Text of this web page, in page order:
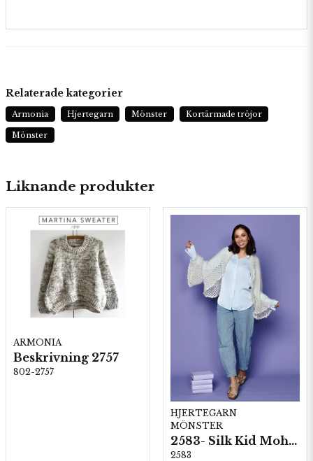
Liknande produkter
ARMONIA
Beskrivning 2757
802-2757
HJERTEGARN
MÖNSTER
2583- Silk Kid Mohair
2583
Relaterade kategorier
Armonia Hjertegarn Mönster Kortärmade tröjor
Mönster